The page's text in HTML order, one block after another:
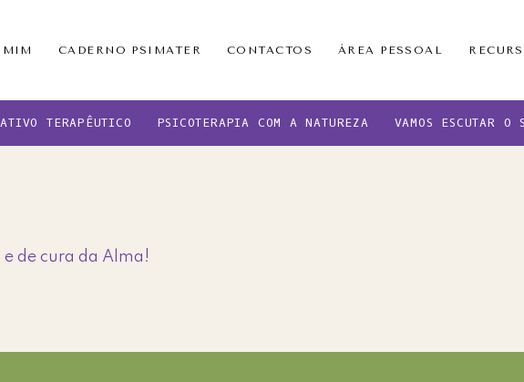
MIM CADERNO PSIMATER CONTACTOS ÁREA PESSOAL
TERAPÊUTICO PSICOTERAPIA COM A NATUREZA VAMOS ESCUTAR O
de cura da Alma!